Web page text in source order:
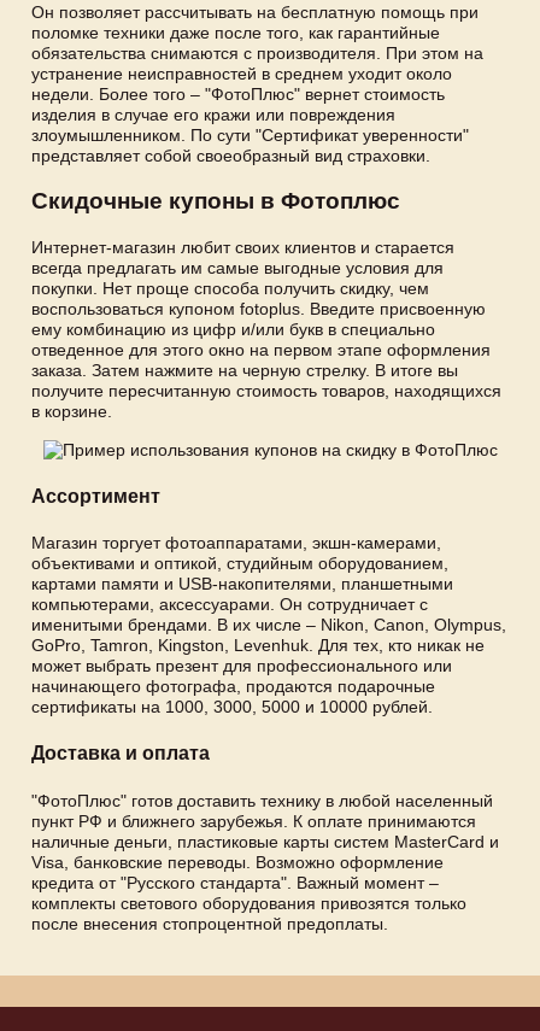
Он позволяет рассчитывать на бесплатную помощь при
поломке техники даже после того, как гарантийные
обязательства снимаются с производителя. При этом на
устранение неисправностей в среднем уходит около
недели. Более того – "ФотоПлюс" вернет стоимость
изделия в случае его кражи или повреждения
злоумышленником. По сути "Сертификат уверенности"
представляет собой своеобразный вид страховки.
Скидочные купоны в Фотоплюс
Интернет-магазин любит своих клиентов и старается
всегда предлагать им самые выгодные условия для
покупки. Нет проще способа получить скидку, чем
воспользоваться купоном fotoplus. Введите присвоенную
ему комбинацию из цифр и/или букв в специально
отведенное для этого окно на первом этапе оформления
заказа. Затем нажмите на черную стрелку. В итоге вы
получите пересчитанную стоимость товаров, находящихся
в корзине.
Ассортимент
Магазин торгует фотоаппаратами, экшн-камерами,
объективами и оптикой, студийным оборудованием,
картами памяти и USB-накопителями, планшетными
компьютерами, аксессуарами. Он сотрудничает с
именитыми брендами. В их числе – Nikon, Canon, Olympus,
GoPro, Tamron, Kingston, Levenhuk. Для тех, кто никак не
может выбрать презент для профессионального или
начинающего фотографа, продаются подарочные
сертификаты на 1000, 3000, 5000 и 10000 рублей.
Доставка и оплата
"ФотоПлюс" готов доставить технику в любой населенный
пункт РФ и ближнего зарубежья. К оплате принимаются
наличные деньги, пластиковые карты систем MasterCard и
Visa, банковские переводы. Возможно оформление
кредита от "Русского стандарта". Важный момент –
комплекты светового оборудования привозятся только
после внесения стопроцентной предоплаты.